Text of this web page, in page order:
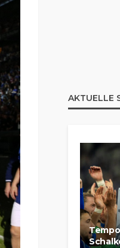
AKTUELLE